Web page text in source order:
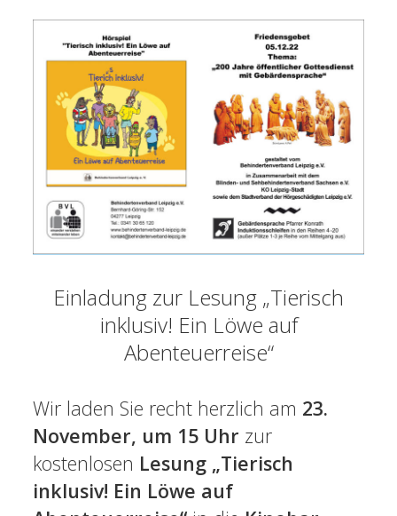
Einladung zur Lesung „Tierisch
inklusiv! Ein Löwe auf
Abenteuerreise“
Wir laden Sie recht herzlich am 23.
November, um 15 Uhr zur
kostenlosen Lesung „Tierisch
inklusiv! Ein Löwe auf